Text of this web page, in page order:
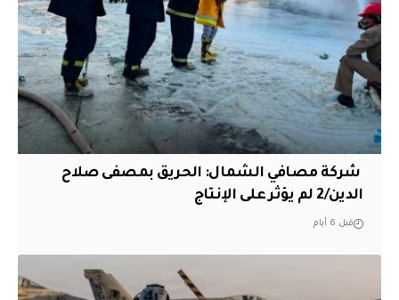
‏ شركة مصافي الشمال: الحريق بمصفى صلاح
الدين/2 لم يؤثر على الإنتاج
قبل 6 أيام